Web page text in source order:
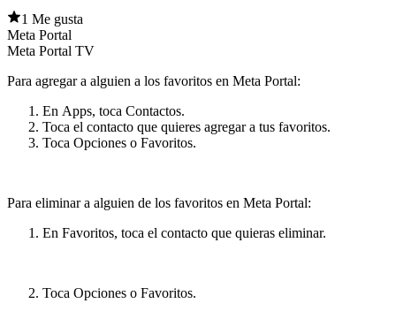
1 Me gusta
Meta Portal
Meta Portal TV
Para agregar a alguien a los favoritos en Meta Portal:
En Apps, toca Contactos.
Toca el contacto que quieres agregar a tus favoritos.
Toca Opciones o Favoritos.
Para eliminar a alguien de los favoritos en Meta Portal:
En Favoritos, toca el contacto que quieras eliminar.
Toca Opciones o Favoritos.